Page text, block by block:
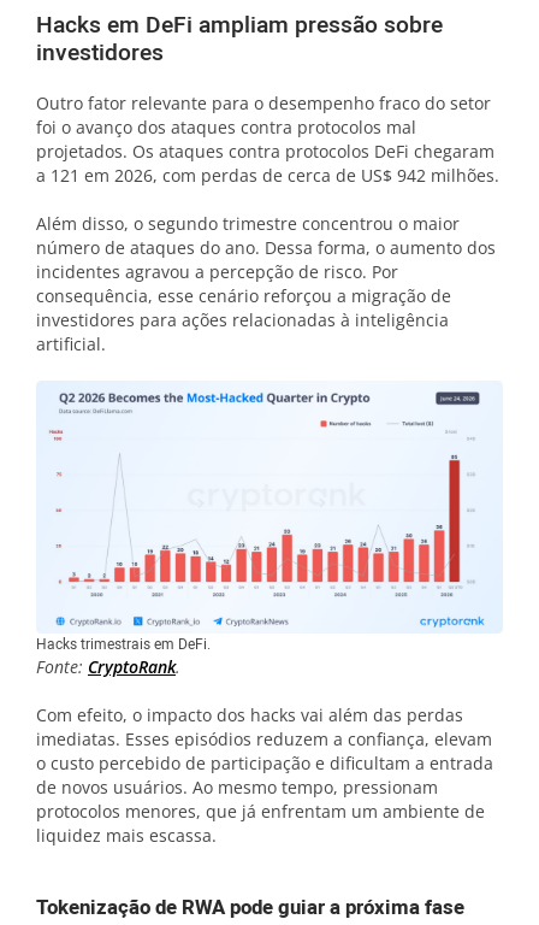
Hacks em DeFi ampliam pressão sobre
investidores
Outro fator relevante para o desempenho fraco do setor
foi o avanço dos ataques contra protocolos mal
projetados. Os ataques contra protocolos DeFi chegaram
a 121 em 2026, com perdas de cerca de US$ 942 milhões.
Além disso, o segundo trimestre concentrou o maior
número de ataques do ano. Dessa forma, o aumento dos
incidentes agravou a percepção de risco. Por
consequência, esse cenário reforçou a migração de
investidores para ações relacionadas à inteligência
artificial.
Hacks trimestrais em DeFi.
Fonte: CryptoRank.
Com efeito, o impacto dos hacks vai além das perdas
imediatas. Esses episódios reduzem a confiança, elevam
o custo percebido de participação e dificultam a entrada
de novos usuários. Ao mesmo tempo, pressionam
protocolos menores, que já enfrentam um ambiente de
liquidez mais escassa.
Tokenização de RWA pode guiar a próxima fase